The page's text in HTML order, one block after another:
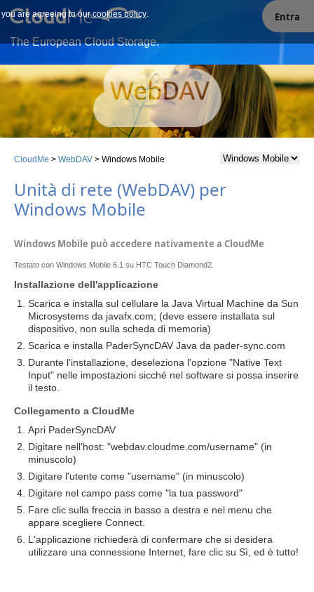
Our site uses cookies. By continuing to use our site you are
agreeing to our cookies policy.
you are agreeing to ourcookies policy.
The European Cloud Storage.
Entra
CloudMe > WebDAV > Windows Mobile
Unità di rete (WebDAV) per
Windows Mobile
Windows Mobile può accedere nativamente a CloudMe
Testato con Windows Mobile 6.1 su HTC Touch Diamond2.
Installazione dell'applicazione
Scarica e installa sul cellulare la Java Virtual Machine da Sun
Microsystems da javafx.com; (deve essere installata sul
dispositivo, non sulla scheda di memoria)
Scarica e installa PaderSyncDAV Java da pader-sync.com
Durante l'installazione, deseleziona l'opzione "Native Text
Input" nelle impostazioni sicché nel software si possa inserire
il testo.
Collegamento a CloudMe
Apri PaderSyncDAV
Digitare nell'host: "webdav.cloudme.com/username" (in
minuscolo)
Digitare l'utente come "username" (in minuscolo)
Digitare nel campo pass come "la tua password"
Fare clic sulla freccia in basso a destra e nel menu che
appare scegliere Connect.
L'applicazione richiederà di confermare che si desidera
utilizzare una connessione Internet, fare clic su Sì, ed è tutto!